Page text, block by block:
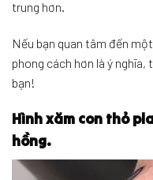
trung hơn.
Nếu bạn quan tâm đến
phong cách hơn là ý
bạn!
Hình xăm con thỏ
hồng.